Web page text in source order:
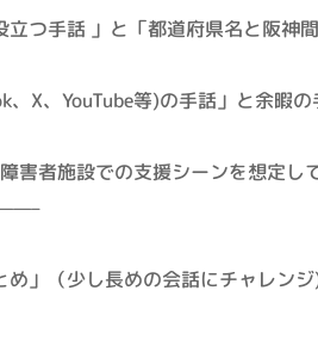
立つ手話 」と「都道府県名と阪神
、X、YouTube等)の手話」と余暇の
害者施設での支援シーンを想定し
め」（少し長めの会話にチャレン